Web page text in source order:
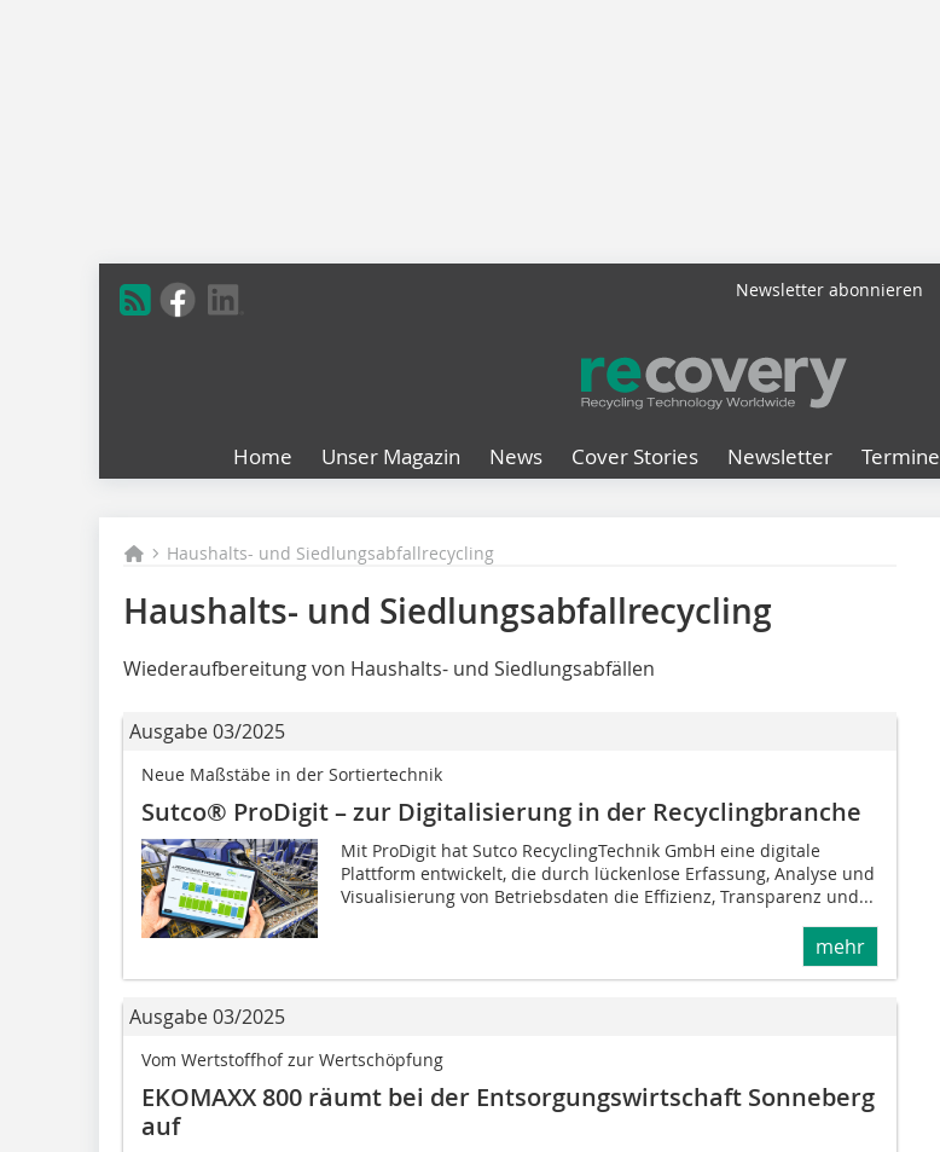
Newsletter abonnieren
Home Unser Magazin News Cover Stories Newsletter Termine
Haushalts- und Siedlungsabfallrecycling
Haushalts- und Siedlungsabfallrecycling
Wiederaufbereitung von Haushalts- und Siedlungsabfällen
Ausgabe 03/2025
Neue Maßstäbe in der Sortiertechnik
Sutco® ProDigit – zur Digitalisierung in der Recyclingbranche
Mit ProDigit hat Sutco RecyclingTechnik GmbH eine digitale
Plattform entwickelt, die durch lückenlose Erfassung, Analyse und
Visualisierung von Betriebsdaten die Effizienz, Transparenz und...
mehr
Ausgabe 03/2025
Vom Wertstoffhof zur Wertschöpfung
EKOMAXX 800 räumt bei der Entsorgungswirtschaft Sonneberg
auf